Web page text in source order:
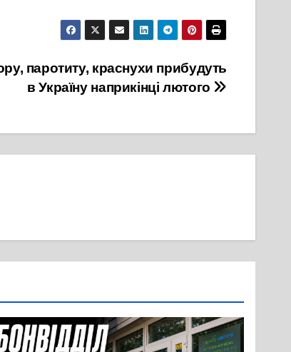
паротиту, краснухи прибудуть
в Україну наприкінці лютого